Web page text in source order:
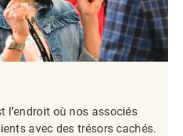
l’endroit où nos associés
avec des trésors cachés.